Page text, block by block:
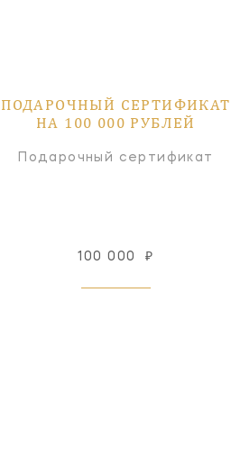
ПОДАРОЧНЫЙ СЕРТИФИКАТ
НА 100 000 РУБЛЕЙ
Подарочный сертификат
100 000 ₽